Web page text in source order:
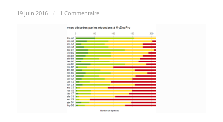
19 juin 2016 / 1 Commentaire